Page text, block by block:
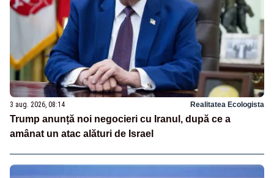
3 aug. 2026, 08:14 Realitatea Ecologista
Trump anunță noi negocieri cu Iranul, după ce a
amânat un atac alături de Israel